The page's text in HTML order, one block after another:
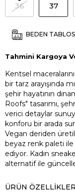
36 37
BEDEN
Tahmini Kargoya
Kentsel
bir tarz arayışında
şehir hayatının
Roofs" tasarımı,
verici detaylar
konforu bir arada
Vegan deriden
beyaz renk paleti
ediyor. Kadın
alternatif ile
ÜRÜN